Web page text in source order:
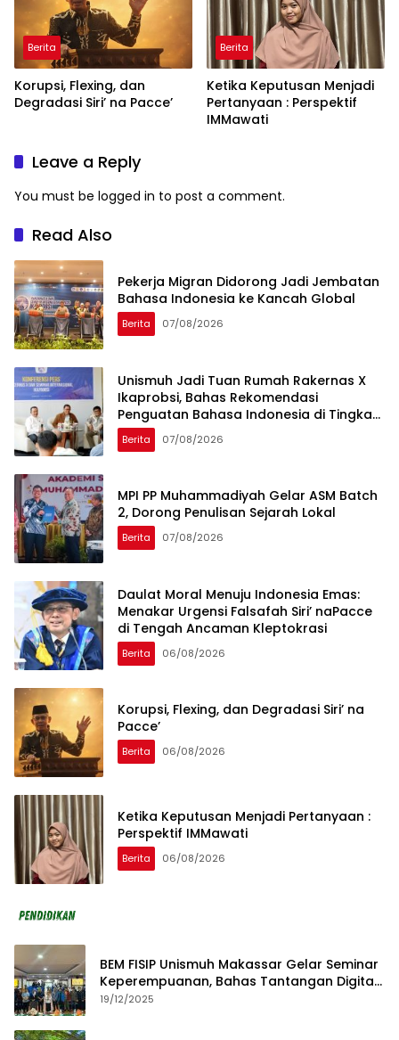
Berita
Korupsi, Flexing, dan
Degradasi Siri’ na Pacce’
Berita
Ketika Keputusan Menjadi
Pertanyaan : Perspektif
IMMawati
Leave a Reply
You must be logged in to post a comment.
Read Also
Pekerja Migran Didorong Jadi Jembatan
Bahasa Indonesia ke Kancah Global
Berita 07/08/2026
Unismuh Jadi Tuan Rumah Rakernas X
Ikaprobsi, Bahas Rekomendasi
Penguatan Bahasa Indonesia di Tingkat
Global
Berita 07/08/2026
MPI PP Muhammadiyah Gelar ASM Batch
2, Dorong Penulisan Sejarah Lokal
Berita 07/08/2026
Daulat Moral Menuju Indonesia Emas:
Menakar Urgensi Falsafah Siri’ naPacce
di Tengah Ancaman Kleptokrasi
Berita 06/08/2026
Korupsi, Flexing, dan Degradasi Siri’ na
Pacce’
Berita 06/08/2026
Ketika Keputusan Menjadi Pertanyaan :
Perspektif IMMawati
Berita 06/08/2026
BEM FISIP Unismuh Makassar Gelar Seminar
Keperempuanan, Bahas Tantangan Digital
dan Budaya Lokal
19/12/2025